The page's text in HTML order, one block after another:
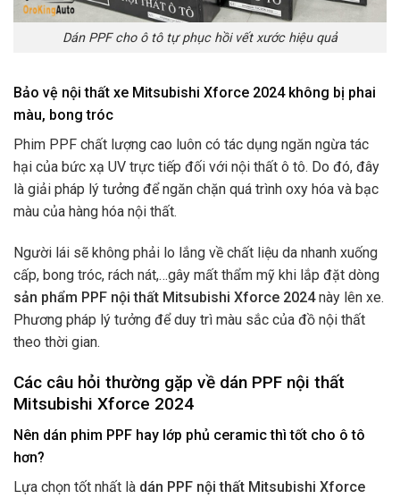
Dán PPF cho ô tô tự phục hồi vết xước hiệu quả
Bảo vệ nội thất xe Mitsubishi Xforce 2024 không bị phai
màu, bong tróc
Phim PPF chất lượng cao luôn có tác dụng ngăn ngừa tác
hại của bức xạ UV trực tiếp đối với nội thất ô tô. Do đó, đây
là giải pháp lý tưởng để ngăn chặn quá trình oxy hóa và bạc
màu của hàng hóa nội thất.
Người lái sẽ không phải lo lắng về chất liệu da nhanh xuống
cấp, bong tróc, rách nát,…gây mất thẩm mỹ khi lắp đặt dòng
sản phẩm PPF nội thất Mitsubishi Xforce 2024này lên xe.
Phương pháp lý tưởng để duy trì màu sắc của đồ nội thất
theo thời gian.
Các câu hỏi thường gặp về dán PPF nội thất
Mitsubishi Xforce 2024
Nên dán phim PPF hay lớp phủ ceramic thì tốt cho ô tô
hơn?
Lựa chọn tốt nhất là dán PPF nội thất Mitsubishi Xforce